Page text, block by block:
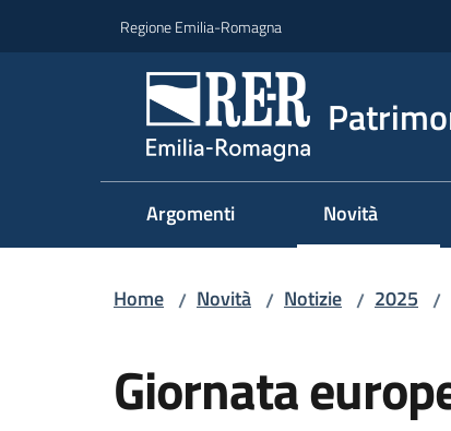
Regione Emilia-Romagna
Argomenti Novità
Home / Novità / Notizie / 2025 /
Giornata